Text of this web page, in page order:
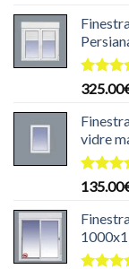
de 5
Puntuat
de 5
325.00
vidre
Puntuat
de 5
135.00